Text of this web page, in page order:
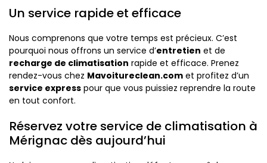
Un service rapide et efficace
Nous comprenons que votre temps est précieux. C’est
pourquoi nous offrons un service d’entretien et de
recharge de climatisation rapide et efficace. Prenez
rendez-vous chez Mavoitureclean.com et profitez d’un
service express pour que vous puissiez reprendre la route
en tout confort.
Réservez votre service de climatisation à
Mérignac dès aujourd’hui